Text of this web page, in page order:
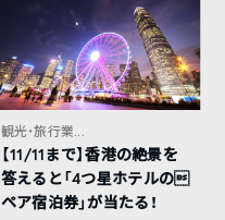
観光・旅行業...
【11/11まで】香港の絶景を
答えると「4つ星ホテルの
ペア宿泊券」が当たる！